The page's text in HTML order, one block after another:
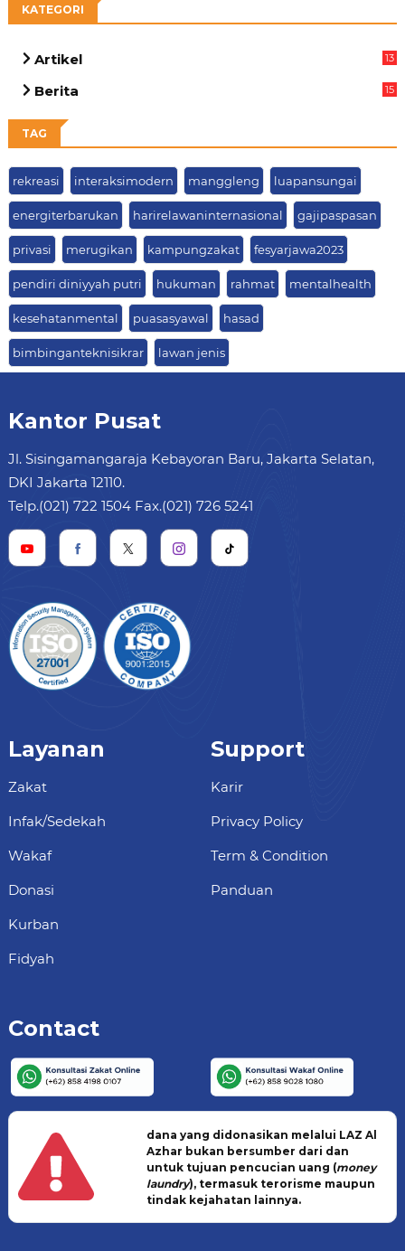
KATEGORI
Artikel
13
Berita
15
TAG
rekreasi interaksimodern manggleng luapansungai
energiterbarukan harirelawaninternasional gajipaspasan
privasi merugikan kampungzakat fesyarjawa2023
pendiri diniyyah putri hukuman rahmat mentalhealth
kesehatanmental puasasyawal hasad
bimbinganteknisikrar lawan jenis
Kantor Pusat
Jl. Sisingamangaraja Kebayoran Baru, Jakarta Selatan,
DKI Jakarta 12110.
Telp.(021) 722 1504 Fax.(021) 726 5241
Layanan
Zakat
Infak/Sedekah
Wakaf
Donasi
Kurban
Fidyah
Support
Karir
Privacy Policy
Term & Condition
Panduan
Contact
dana yang didonasikan melalui LAZ Al
Azhar bukan bersumber dari dan
untuk tujuan pencucian uang (money
laundry), termasuk terorisme maupun
tindak kejahatan lainnya.